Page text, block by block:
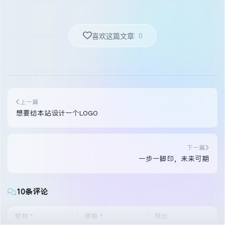
喜欢这篇文章 0
上一篇
想要给本站设计一个LOGO
下一篇
一步一脚印，未来可期
10条评论